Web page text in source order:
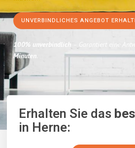
UNVERBINDLICHES ANGEBOT
100% unverbindlich – Garantiert eine
Minuten.
Erhalten Sie das
in Herne: